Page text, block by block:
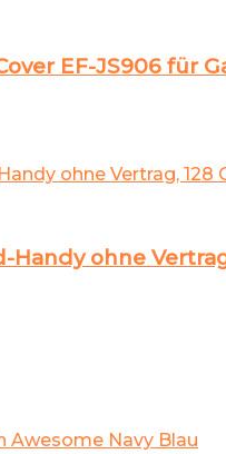
EF-JS906 für
ohne